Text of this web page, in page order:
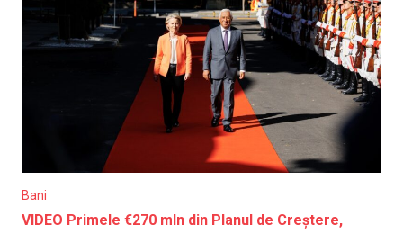
Bani
VIDEO Primele €270 mln din Planul de Creștere,